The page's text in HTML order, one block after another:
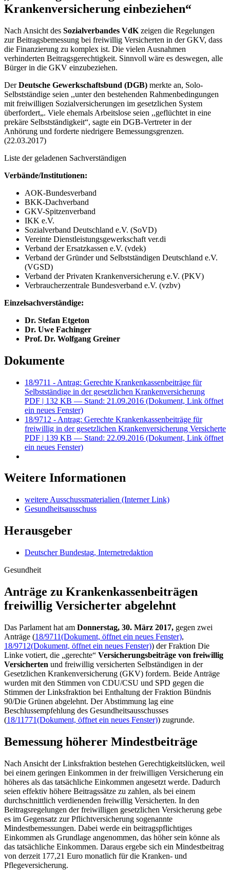
Krankenversicherung einbeziehen“
Nach Ansicht des Sozialverbandes VdK zeigen die Regelungen
zur Beitragsbemessung bei freiwillig Versicherten in der GKV, dass
die Finanzierung zu komplex ist. Die vielen Ausnahmen
verhinderten Beitragsgerechtigkeit. Sinnvoll wäre es deswegen, alle
Bürger in die GKV einzubeziehen.
DerDeutsche Gewerkschaftsbund (DGB) merkte an, Solo-
Selbstständige seien ,,unter den bestehenden Rahmenbedingungen
mit freiwilligen Sozialversicherungen im gesetzlichen System
überfordert„. Viele ehemals Arbeitslose seien ,,geflüchtet in eine
prekäre Selbstständigkeit“, sagte ein DGB-Vertreter in der
Anhörung und forderte niedrigere Bemessungsgrenzen.
(22.03.2017)
Liste der geladenen Sachverständigen
Verbände/Institutionen:
AOK-Bundesverband
BKK-Dachverband
GKV-Spitzenverband
IKK e.V.
Sozialverband Deutschland e.V. (SoVD)
Vereinte Dienstleistungsgewerkschaft ver.di
Verband der Ersatzkassen e.V. (vdek)
Verband der Gründer und Selbstständigen Deutschland e.V.
(VGSD)
Verband der Privaten Krankenversicherung e.V. (PKV)
Verbraucherzentrale Bundesverband e.V. (vzbv)
Einzelsachverständige:
Dr. Stefan Etgeton
Dr. Uwe Fachinger
Prof. Dr. Wolfgang Greiner
Dokumente
18/9711 - Antrag: Gerechte Krankenkassenbeiträge für
Selbstständige in der gesetzlichen Krankenversicherung
PDF | 132 KB — Stand: 21.09.2016 (Dokument, Link öffnet
ein neues Fenster)
18/9712 - Antrag: Gerechte Krankenkassenbeiträge für
freiwillig in der gesetzlichen Krankenversicherung Versicherte
PDF | 139 KB — Stand: 22.09.2016 (Dokument, Link öffnet
ein neues Fenster)
Weitere Informationen
weitere Ausschussmaterialien (Interner Link)
Gesundheitsausschuss
Herausgeber
Deutscher Bundestag, Internetredaktion
Gesundheit
Anträge zu Kranken­kassenbeiträgen
freiwillig Versicherter abgelehnt
Das Parlament hat am Donnerstag, 30. März 2017, gegen zwei
Anträge (18/9711(Dokument, öffnet ein neues Fenster),
18/9712(Dokument, öffnet ein neues Fenster)) der Fraktion Die
Linke votiert, die „gerechte“ Versicherungsbeiträge von freiwillig
Versicherten und freiwillig versicherten Selbständigen in der
Gesetzlichen Krankenversicherung (GKV) fordern. Beide Anträge
wurden mit den Stimmen von CDU/CSU und SPD gegen die
Stimmen der Linksfraktion bei Enthaltung der Fraktion Bündnis
90/Die Grünen abgelehnt. Der Abstimmung lag eine
Beschlussempfehlung des Gesundheitsausschusses
(18/11771(Dokument, öffnet ein neues Fenster)) zugrunde.
Bemessung höherer Mindestbeiträge
Nach Ansicht der Linksfraktion bestehen Gerechtigkeitslücken, weil
bei einem geringen Einkommen in der freiwilligen Versicherung ein
höheres als das tatsächliche Einkommen angesetzt werde. Dadurch
seien effektiv höhere Beitragssätze zu zahlen, als bei einem
durchschnittlich verdienenden freiwillig Versicherten. In den
Beitragsregelungen der freiwilligen gesetzlichen Versicherung gebe
es im Gegensatz zur Pflichtversicherung sogenannte
Mindestbemessungen. Dabei werde ein beitragspflichtiges
Einkommen als Grundlage angenommen, das höher sein könne als
das tatsächliche Einkommen. Daraus ergebe sich ein Mindestbeitrag
von derzeit 177,21 Euro monatlich für die Kranken- und
Pflegeversicherung.